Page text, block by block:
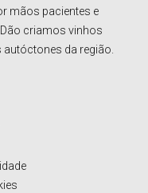
mãos pacientes e
criamos vinhos
da região.